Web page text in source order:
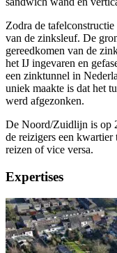
Zodra de
van de zinksleuf. De
gereedkomen van de
het IJ ingevaren en
een zinktunnel in
uniek maakte is dat het
werd afgezonken.
De Noord/Zuidlijn is op
de reizigers een
reizen of vice versa.
Expertises